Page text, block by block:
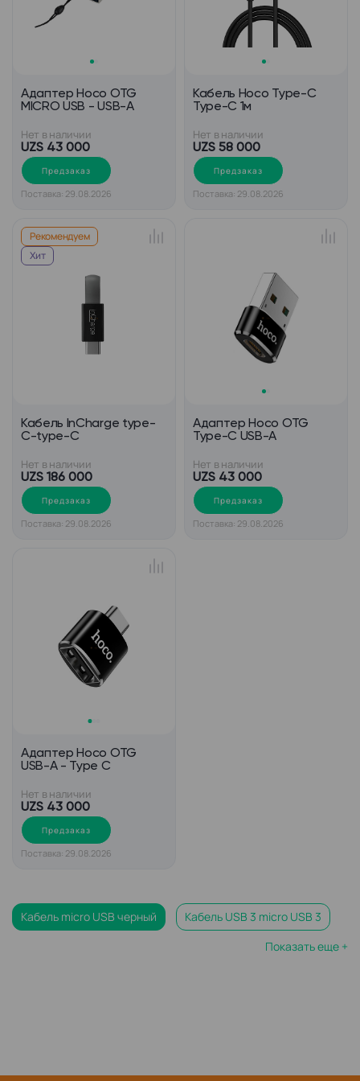
Адаптер Hoco OTG
MICRO USB - USB-A
Нет в наличии
UZS 43 000
Предзаказ
Поставка: 29.08.2026
Кабель Hoco Type-C
Type-C 1м
Нет в наличии
UZS 58 000
Предзаказ
Поставка: 29.08.2026
Рекомендуем
Хит
Кабель InCharge type-
C-type-C
Нет в наличии
UZS 186 000
Предзаказ
Поставка: 29.08.2026
Адаптер Hoco OTG
Type-C USB-A
Нет в наличии
UZS 43 000
Предзаказ
Поставка: 29.08.2026
Адаптер Hoco OTG
USB-A - Type C
Нет в наличии
UZS 43 000
Предзаказ
Поставка: 29.08.2026
Кабель micro USB черный Кабель USB 3 micro USB 3
Показать еще +